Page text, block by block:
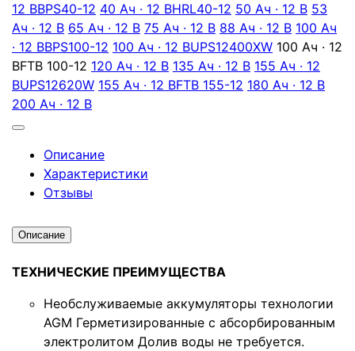
12 ВBPS40-12 40 Ач · 12 ВHRL40-12 50 Ач · 12 В 53
Ач · 12 В 65 Ач · 12 В 75 Ач · 12 В 88 Ач · 12 В 100 Ач
· 12 ВBPS100-12 100 Ач · 12 ВUPS12400XW 100 Ач · 12
ВFTB 100-12 120 Ач · 12 В 135 Ач · 12 В 155 Ач · 12
ВUPS12620W 155 Ач · 12 ВFTB 155-12 180 Ач · 12 В
200 Ач · 12 В
Описание
Характеристики
Отзывы
Описание
ТЕХНИЧЕСКИЕ ПРЕИМУЩЕСТВА
Необслуживаемые аккумуляторы технологии
AGM Герметизированные с абсорбированным
электролитом Долив воды не требуется.